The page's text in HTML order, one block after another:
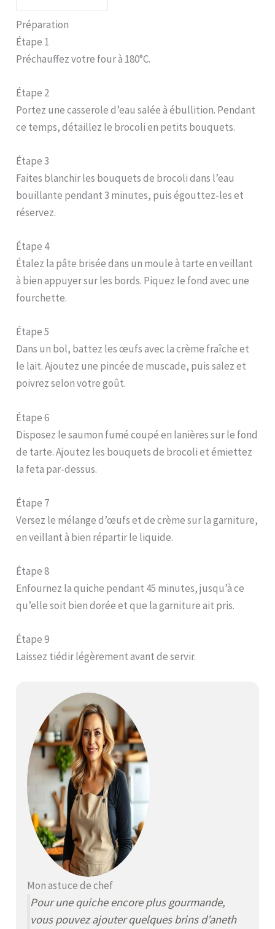
Préparation
Étape 1
Préchauffez votre four à 180°C.
Étape 2
Portez une casserole d’eau salée à ébullition. Pendant
ce temps, détaillez le brocoli en petits bouquets.
Étape 3
Faites blanchir les bouquets de brocoli dans l’eau
bouillante pendant 3 minutes, puis égouttez-les et
réservez.
Étape 4
Étalez la pâte brisée dans un moule à tarte en veillant
à bien appuyer sur les bords. Piquez le fond avec une
fourchette.
Étape 5
Dans un bol, battez les œufs avec la crème fraîche et
le lait. Ajoutez une pincée de muscade, puis salez et
poivrez selon votre goût.
Étape 6
Disposez le saumon fumé coupé en lanières sur le fond
de tarte. Ajoutez les bouquets de brocoli et émiettez
la feta par-dessus.
Étape 7
Versez le mélange d’œufs et de crème sur la garniture,
en veillant à bien répartir le liquide.
Étape 8
Enfournez la quiche pendant 45 minutes, jusqu’à ce
qu’elle soit bien dorée et que la garniture ait pris.
Étape 9
Laissez tiédir légèrement avant de servir.
Mon astuce de chef
Pour une quiche encore plus gourmande,
vous pouvez ajouter quelques brins d’aneth